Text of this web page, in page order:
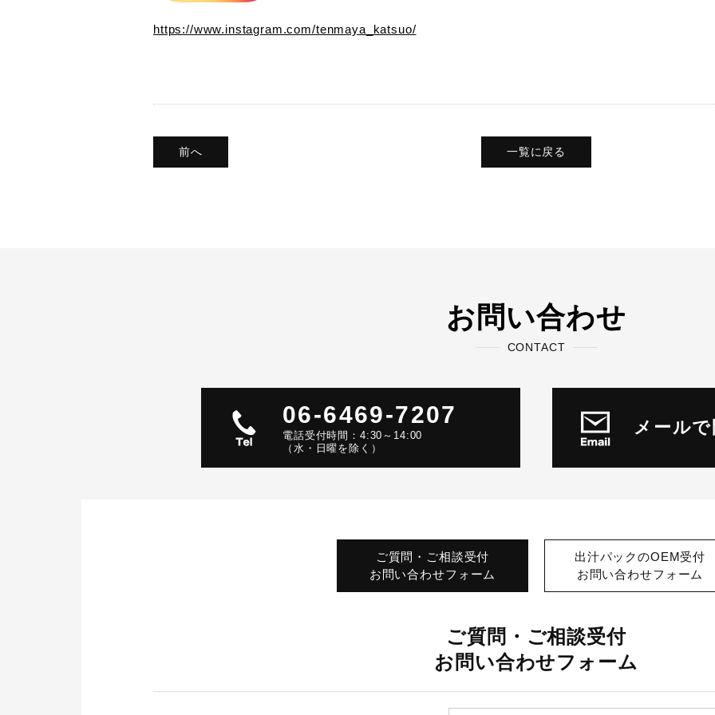
https://www.instagram.com/tenmaya_katsuo/
一覧に戻る
前へ
お問い合わせ
CONTACT
06-6469-7207
電話受付時間：4:30～14:00
（水・日曜を除く）
メール
ご質問・ご相談受付
お問い合わせフォーム
出汁パックのOEM受付
お問い合わせフォーム
ご質問・ご相談受付
お問い合わせフォーム